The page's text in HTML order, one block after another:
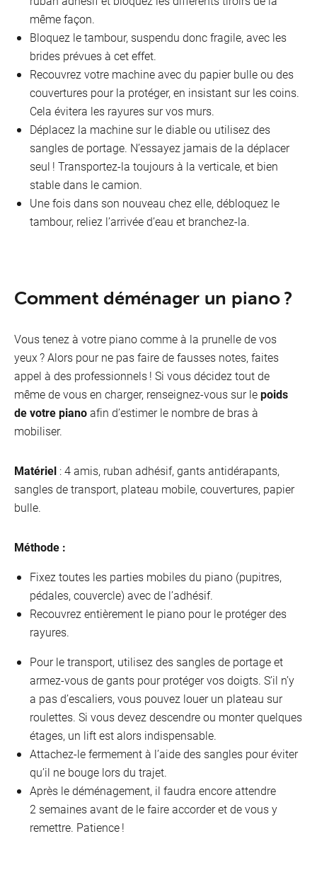
même façon.
Bloquez le tambour, suspendu donc fragile, avec les
brides prévues à cet effet.
Recouvrez votre machine avec du papier bulle ou des
couvertures pour la protéger, en insistant sur les coins.
Cela évitera les rayures sur vos murs.
Déplacez la machine sur le diable ou utilisez des
sangles de portage. N’essayez jamais de la déplacer
seul ! Transportez-la toujours à la verticale, et bien
stable dans le camion.
Une fois dans son nouveau chez elle, débloquez le
tambour, reliez l’arrivée d’eau et branchez-la.
Comment déménager un piano ?
Vous tenez à votre piano comme à la prunelle de vos
yeux ? Alors pour ne pas faire de fausses notes, faites
appel à des professionnels ! Si vous décidez tout de
même de vous en charger, renseignez-vous sur lepoids
de votre pianoafin d’estimer le nombre de bras à
mobiliser.
Matériel : 4 amis, ruban adhésif, gants antidérapants,
sangles de transport, plateau mobile, couvertures, papier
bulle.
Méthode :
Fixez toutes les parties mobiles du piano (pupitres,
pédales, couvercle) avec de l’adhésif.
Recouvrez entièrement le piano pour le protéger des
rayures.
Pour le transport, utilisez des sangles de portage et
armez-vous de gants pour protéger vos doigts. S’il n’y
a pas d’escaliers, vous pouvez louer un plateau sur
roulettes. Si vous devez descendre ou monter quelques
étages, un lift est alors indispensable.
Attachez-le fermement à l’aide des sangles pour éviter
qu’il ne bouge lors du trajet.
Après le déménagement, il faudra encore attendre
2 semaines avant de le faire accorder et de vous y
remettre. Patience !